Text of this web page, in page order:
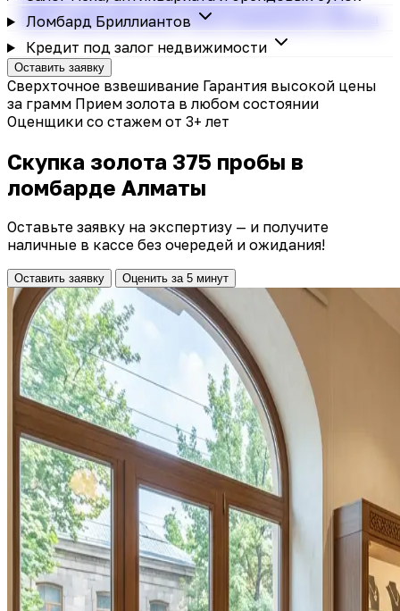
залог квартирыЗалог дачи и земельного участка
Ломбард Бриллиантов
Кредит под залог недвижимости
Оставить заявку
Сверхточное взвешивание Гарантия высокой цены
за грамм Прием золота в любом состоянии
Оценщики со стажем от 3+ лет
Скупка золота 375 пробы в
ломбарде Алматы
Оставьте заявку на экспертизу — и получите
наличные в кассе без очередей и ожидания!
Оставить заявку Оценить за 5 минут